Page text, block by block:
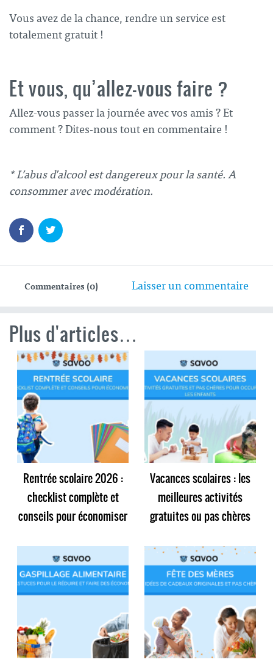
Vous avez de la chance, rendre un service est
totalement gratuit !
Et vous, qu’allez-vous faire ?
Allez-vous passer la journée avec vos amis ? Et
comment ? Dites-nous tout en commentaire !
* L’abus d’alcool est dangereux pour la santé. A
consommer avec modération.
Commentaires (0) Laisser un commentaire
Plus d'articles…
Rentrée scolaire 2026 :
checklist complète et
conseils pour économiser
Vacances scolaires : les
meilleures activités
gratuites ou pas chères